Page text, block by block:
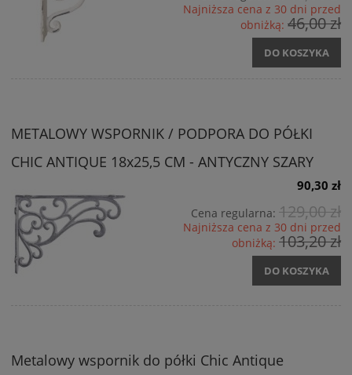
Najniższa cena z 30 dni przed
obniżką: 46,00 zł
DO KOSZYKA
METALOWY WSPORNIK / PODPORA DO PÓŁKI
CHIC ANTIQUE 18x25,5 CM - ANTYCZNY SZARY
90,30 zł
Cena regularna: 129,00 zł
Najniższa cena z 30 dni przed
obniżką: 103,20 zł
DO KOSZYKA
Metalowy wspornik do półki Chic Antique